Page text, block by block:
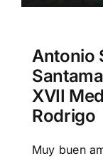
Antonio
XVII
Rodrigo
Muy buen